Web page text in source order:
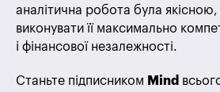
аналітична робота була якісною,
виконувати її максимально
і фінансової незалежності.
Станьте підписником Mind